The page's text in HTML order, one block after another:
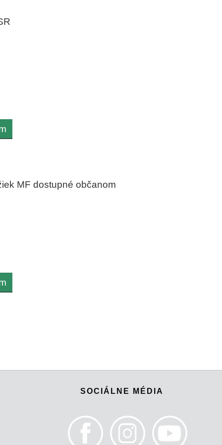
MF dostupné občanom
SOCIÁLNE MÉDIA